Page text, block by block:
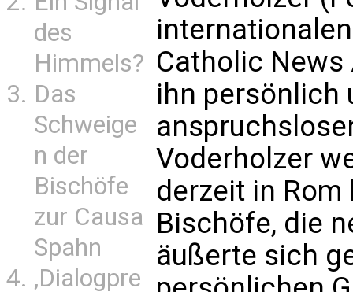
des
Himmels?
Das
Schweige
n der
Bischöfe
zur Causa
Spahn
‚Dialogpre
Catholic News
ihn persönlich
Voderholzer
derzeit in
Bischöfe, die
äußerte sich